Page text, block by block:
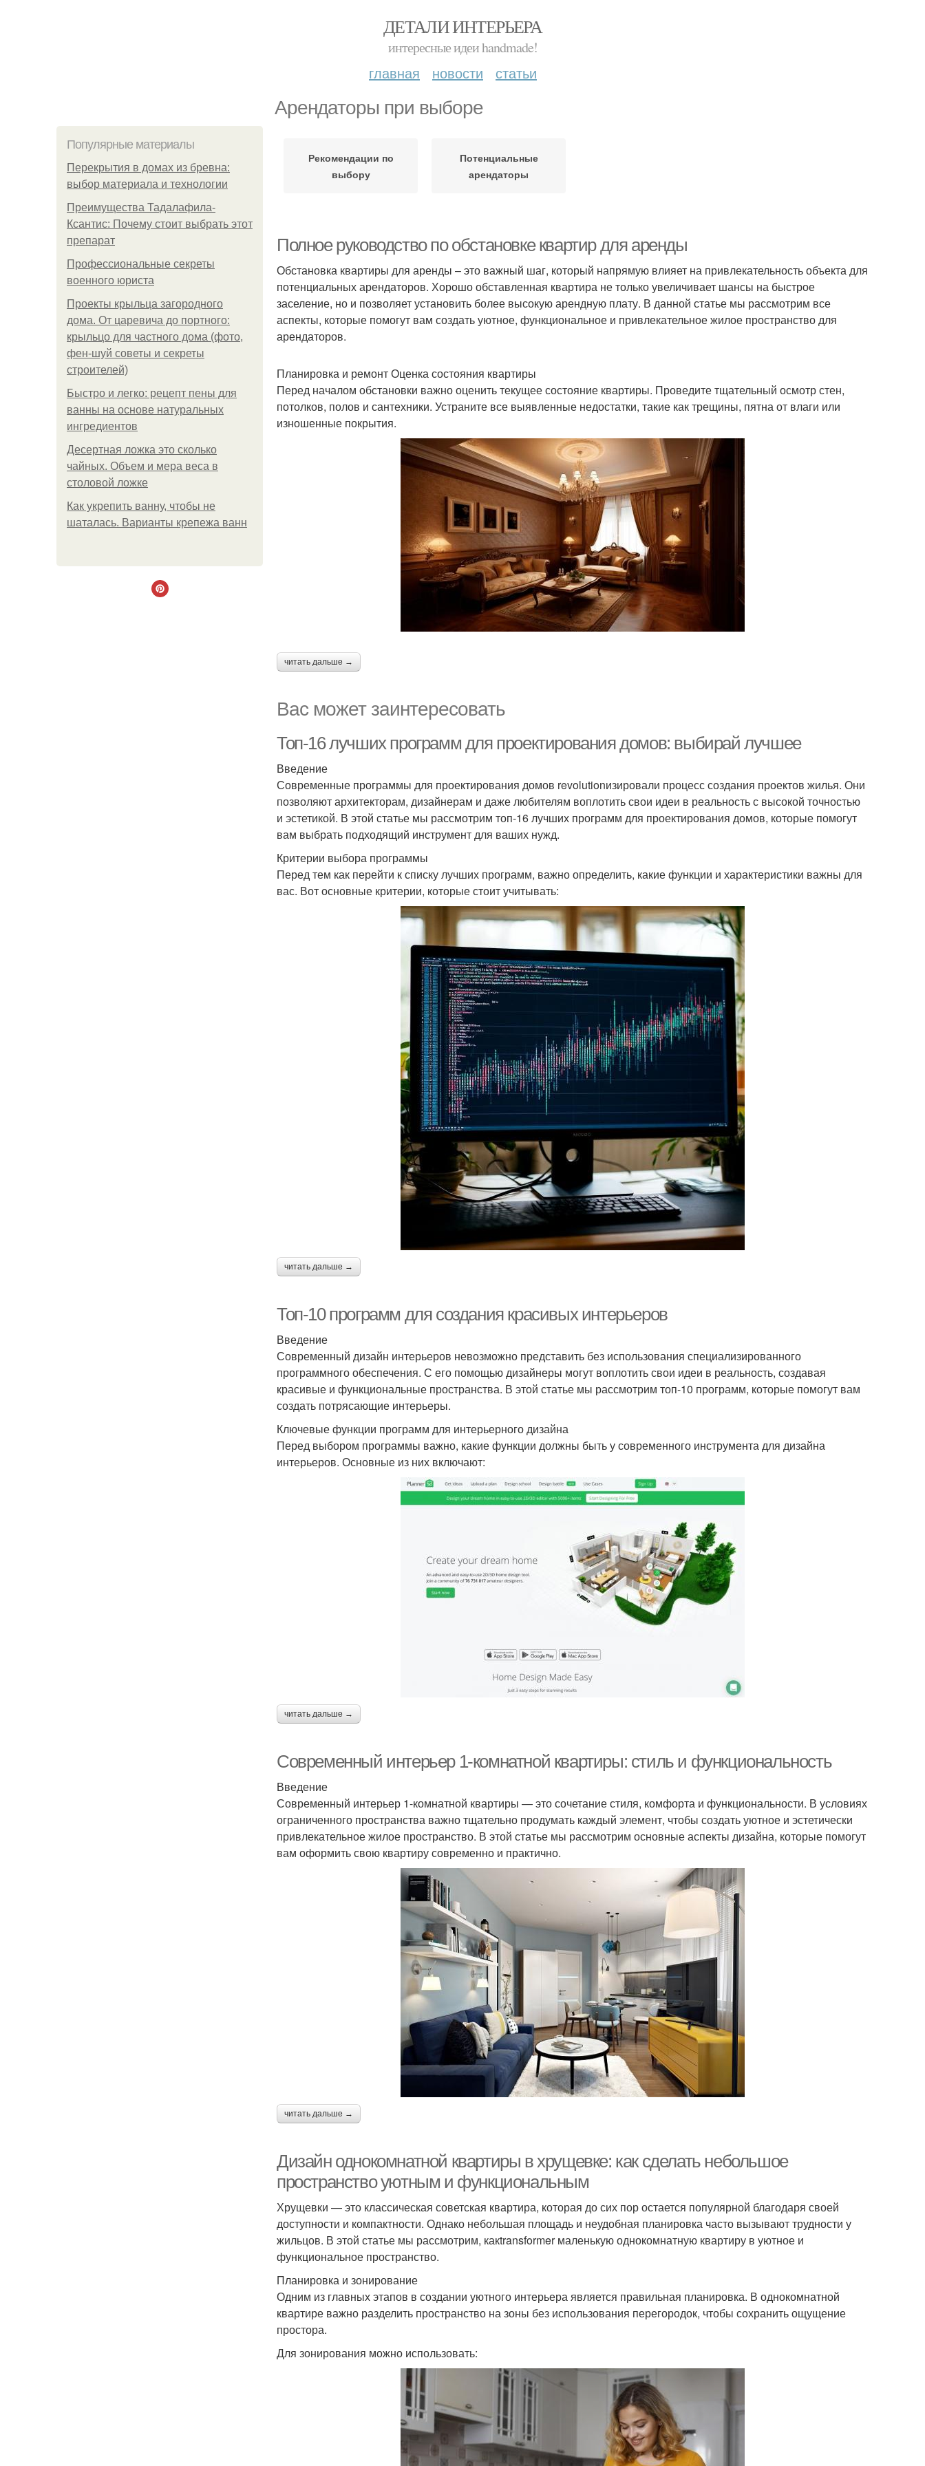
ДЕТАЛИ ИНТЕРЬЕРА
интересные идеи handmade!
главная новости статьи
Арендаторы при выборе
Популярные материалы
Перекрытия в домах из бревна:
выбор материала и технологии
Преимущества Тадалафила-
Ксантис: Почему стоит выбрать этот
препарат
Профессиональные секреты
военного юриста
Проекты крыльца загородного
дома. От царевича до портного:
крыльцо для частного дома (фото,
фен-шуй советы и секреты
строителей)
Быстро и легко: рецепт пены для
ванны на основе натуральных
ингредиентов
Десертная ложка это сколько
чайных. Объем и мера веса в
столовой ложке
Как укрепить ванну, чтобы не
шаталась. Варианты крепежа ванн
Рекомендации по
выбору
Потенциальные
арендаторы
Полное руководство по обстановке квартир для аренды
Обстановка квартиры для аренды – это важный шаг, который напрямую влияет на привлекательность объекта для
потенциальных арендаторов. Хорошо обставленная квартира не только увеличивает шансы на быстрое
заселение, но и позволяет установить более высокую арендную плату. В данной статье мы рассмотрим все
аспекты, которые помогут вам создать уютное, функциональное и привлекательное жилое пространство для
арендаторов.
Планировка и ремонт Оценка состояния квартиры
Перед началом обстановки важно оценить текущее состояние квартиры. Проведите тщательный осмотр стен,
потолков, полов и сантехники. Устраните все выявленные недостатки, такие как трещины, пятна от влаги или
изношенные покрытия.
читать дальше →
Вас может заинтересовать
Топ-16 лучших программ для проектирования домов: выбирай лучшее
Введение
Современные программы для проектирования домов revolutionизировали процесс создания проектов жилья. Они
позволяют архитекторам, дизайнерам и даже любителям воплотить свои идеи в реальность с высокой точностью
и эстетикой. В этой статье мы рассмотрим топ-16 лучших программ для проектирования домов, которые помогут
вам выбрать подходящий инструмент для ваших нужд.
Критерии выбора программы
Перед тем как перейти к списку лучших программ, важно определить, какие функции и характеристики важны для
вас. Вот основные критерии, которые стоит учитывать:
читать дальше →
Топ-10 программ для создания красивых интерьеров
Введение
Современный дизайн интерьеров невозможно представить без использования специализированного
программного обеспечения. С его помощью дизайнеры могут воплотить свои идеи в реальность, создавая
красивые и функциональные пространства. В этой статье мы рассмотрим топ-10 программ, которые помогут вам
создать потрясающие интерьеры.
Ключевые функции программ для интерьерного дизайна
Перед выбором программы важно, какие функции должны быть у современного инструмента для дизайна
интерьеров. Основные из них включают:
читать дальше →
Современный интерьер 1-комнатной квартиры: стиль и функциональность
Введение
Современный интерьер 1-комнатной квартиры — это сочетание стиля, комфорта и функциональности. В условиях
ограниченного пространства важно тщательно продумать каждый элемент, чтобы создать уютное и эстетически
привлекательное жилое пространство. В этой статье мы рассмотрим основные аспекты дизайна, которые помогут
вам оформить свою квартиру современно и практично.
читать дальше →
Дизайн однокомнатной квартиры в хрущевке: как сделать небольшое
пространство уютным и функциональным
Хрущевки — это классическая советская квартира, которая до сих пор остается популярной благодаря своей
доступности и компактности. Однако небольшая площадь и неудобная планировка часто вызывают трудности у
жильцов. В этой статье мы рассмотрим, какtransformer маленькую однокомнатную квартиру в уютное и
функциональное пространство.
Планировка и зонирование
Одним из главных этапов в создании уютного интерьера является правильная планировка. В однокомнатной
квартире важно разделить пространство на зоны без использования перегородок, чтобы сохранить ощущение
простора.
Для зонирования можно использовать: